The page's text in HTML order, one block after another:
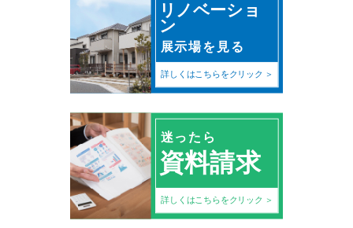
リノベーショ
ン
展示場を見る
詳しくはこちらをクリック
迷ったら
資料請求
詳しくはこちらをクリック